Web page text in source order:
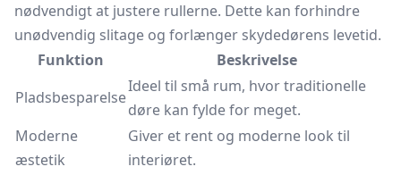
nødvendigt at justere rullerne. Dette kan forhindre
unødvendig slitage og forlænger skydedørens levetid.
Funktion
Beskrivelse
Pladsbesparelse
Ideel til små rum, hvor traditionelle
døre kan fylde for meget.
Moderne
æstetik
Giver et rent og moderne look til
interiøret.